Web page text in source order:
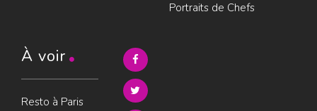
Portraits de Chefs
À voir
Resto à Paris